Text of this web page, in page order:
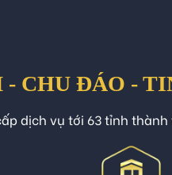
CHU ĐÁO -
dịch vụ tới 63 tỉnh